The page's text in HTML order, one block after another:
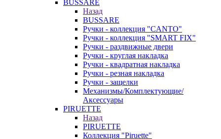
BUSSARE
Назад
BUSSARE
Ручки - коллекция "CANTO"
Ручки - коллекция "SMART FIX"
Ручки - раздвижные двери
Ручки - круглая накладка
Ручки - квадратная накладка
Ручки - резная накладка
Ручки - защелки
Механизмы/Комплектующие/
Аксессуары
PIRUETTE
Назад
PIRUETTE
Коллекция "Piruette"